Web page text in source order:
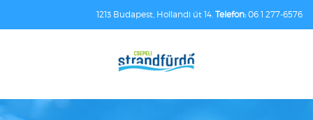
1213 Budapest, Hollandi út 14. Telefon:06 1 277-6576